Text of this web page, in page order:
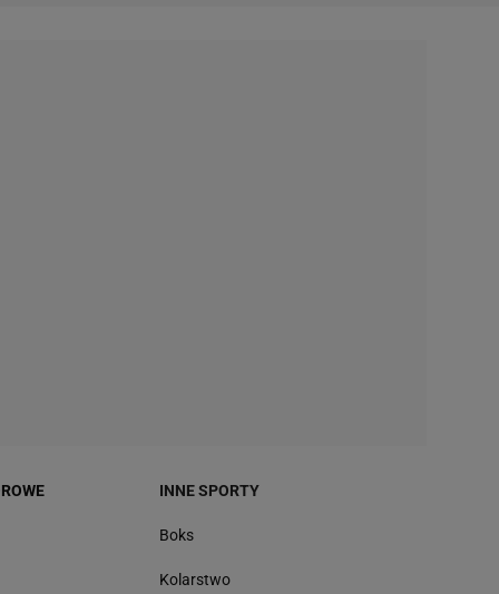
INNE SPORTY
Boks
Kolarstwo